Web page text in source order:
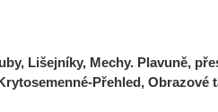
Lišejníky, Mechy. Plavuně,
Přehled, Obrazové